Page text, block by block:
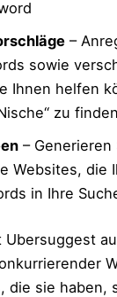
–
sowie
Ihnen helfen
zu finden
– Generieren
Websites, die
in Ihre
Ubersuggest
die sie haben,